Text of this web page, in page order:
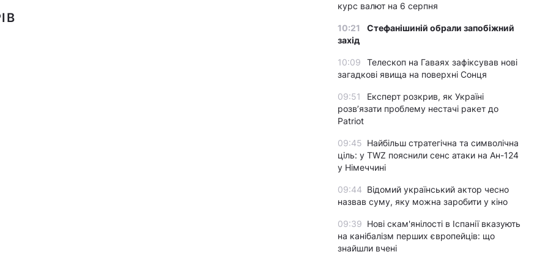
курс валют на 6 серпня
10:21
Стефанішиній обрали запобіжний
захід
10:09
Телескоп на Гаваях зафіксував нові
загадкові явища на поверхні Сонця
09:51
Експерт розкрив, як Україні
розвʼязати проблему нестачі ракет до
Patriot
09:45 Найбільш стратегічна та символічна
ціль: у TWZ пояснили сенс атаки на Ан-124
у Німеччині
09:44 Відомий український актор чесно
назвав суму, яку можна заробити у кіно
09:39 Нові скам'янілості в Іспанії вказують
на канібалізм перших європейців: що
знайшли вчені